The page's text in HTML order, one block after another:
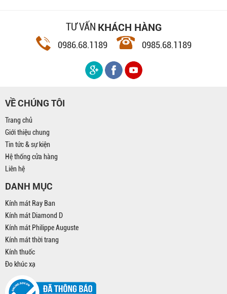
TƯ VẤN KHÁCH HÀNG
0986.68.1189 0985.68.1189
VỀ CHÚNG TÔI
Trang chủ
Giới thiệu chung
Tin tức & sự kiện
Hệ thống cửa hàng
Liên hệ
DANH MỤC
Kính mát Ray Ban
Kính mát Diamond D
Kính mát Philippe Auguste
Kính mát thời trang
Kính thuốc
Đo khúc xạ